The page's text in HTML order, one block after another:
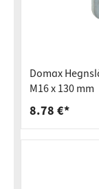
Domax
M16 x 130 mm
8.78 €*